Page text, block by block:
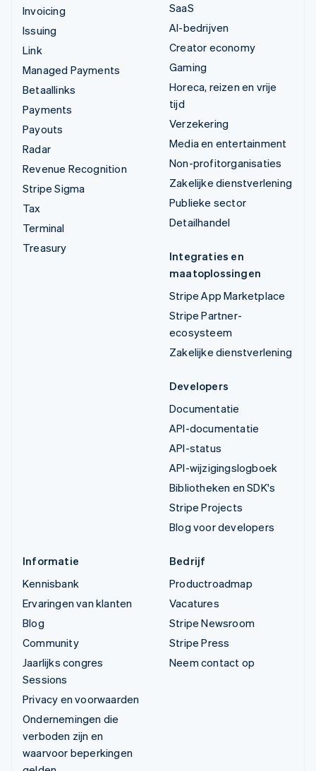
Invoicing
Issuing
Link
Managed Payments
Betaallinks
Payments
Payouts
Radar
Revenue Recognition
Stripe Sigma
Tax
Terminal
Treasury
SaaS
AI-bedrijven
Creator economy
Gaming
Horeca, reizen en vrije
tijd
Verzekering
Media en entertainment
Non-profitorganisaties
Zakelijke dienstverlening
Publieke sector
Detailhandel
Integraties en
maatoplossingen
Stripe App Marketplace
Stripe Partner-
ecosysteem
Zakelijke dienstverlening
Developers
Documentatie
API-documentatie
API-status
API-wijzigingslogboek
Bibliotheken en SDK's
Stripe Projects
Blog voor developers
Informatie
Kennisbank
Ervaringen van klanten
Blog
Community
Jaarlijks congres
Sessions
Privacy en voorwaarden
Ondernemingen die
verboden zijn en
waarvoor beperkingen
Bedrijf
Productroadmap
Vacatures
Stripe Newsroom
Stripe Press
Neem contact op